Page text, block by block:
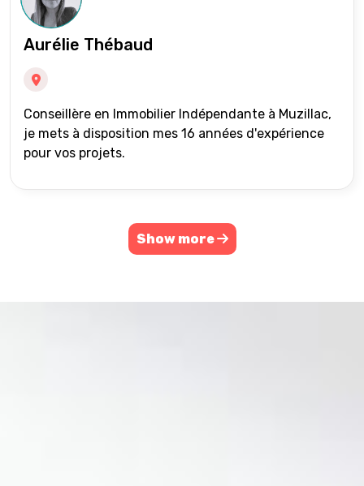
Aurélie Thébaud
Conseillère en Immobilier Indépendante à Muzillac,
je mets à disposition mes 16 années d'expérience
pour vos projets.
Show more